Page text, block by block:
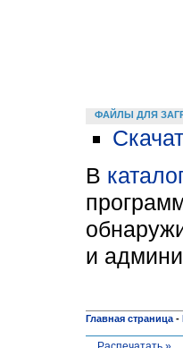
ФАЙЛЫ ДЛЯ
В
и
Главная страница -